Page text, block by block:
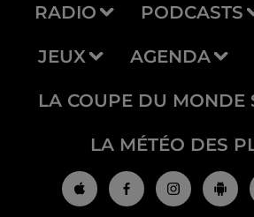
RADIO PODCASTS
JEUX AGENDA
LA COUPE DU MONDE
LA MÉTÉO DES